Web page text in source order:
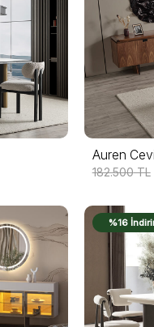
Auren
182.500TL
%16